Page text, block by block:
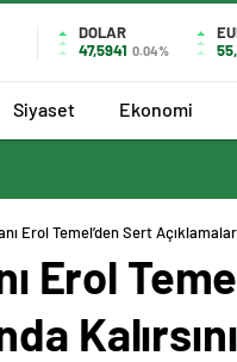
DOLAR
47,5941 0.04%
Siyaset Ekonomi
Erol Temel’den Sert
Erol